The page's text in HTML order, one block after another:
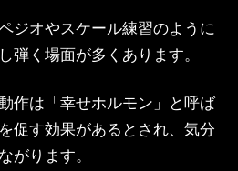
ジオやスケール練習のように
弾く場面が多くあります。
作は「幸せホルモン」と呼ば
促す効果があるとされ、気分
がります。